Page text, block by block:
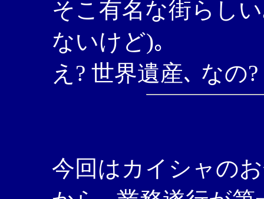
そこ有名な街らし
ないけど)｡
え? 世界遺産､ なの?
今回はカイシャの